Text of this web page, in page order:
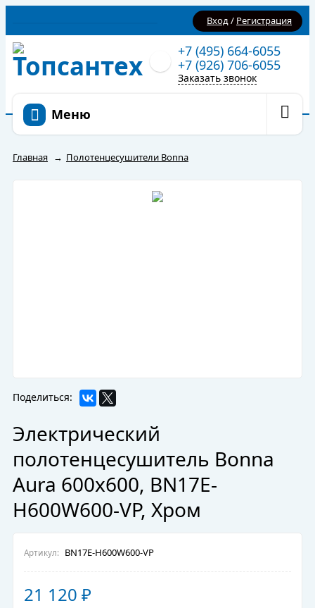
Вход/ Регистрация
+7 (495) 664-6055
+7 (926) 706-6055
Заказать звонок
Меню
Главная → Полотенцесушители Bonna
Поделиться:
Электрический
полотенцесушитель Bonna
Aura 600x600, BN17E-
H600W600-VP, Хром
Артикул: BN17E-H600W600-VP
21 120 ₽